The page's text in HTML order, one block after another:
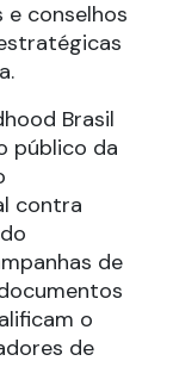
conselhos
Brasil
público da
contra
de
o
de